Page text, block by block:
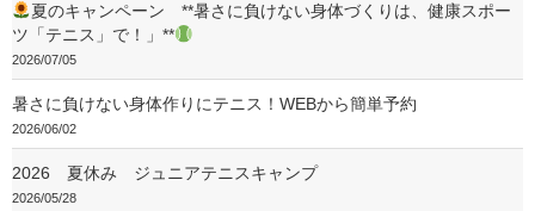
夏のキャンペーン **暑さに負けない身体づくりは、健康スポー
ツ「テニス」で！」**
2026/07/05
暑さに負けない身体作りにテニス！WEBから簡単予約
2026/06/02
2026 夏休み ジュニアテニスキャンプ
2026/05/28